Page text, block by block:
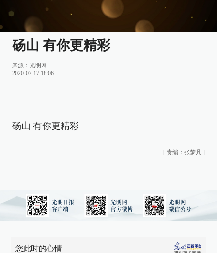
砀山 有你更精彩
来源： 光明网
2020-07-17 18:06
砀山 有你更精彩
[ 责编：张梦凡 ]
您此时的心情